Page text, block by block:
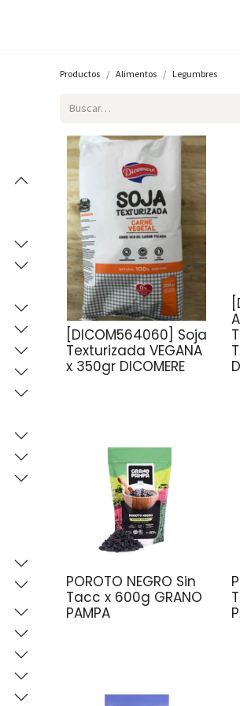
Productos Alimentos Legumbres
[DICOM564060] Soja
Texturizada VEGANA
x 350gr DICOMERE
POROTO NEGRO Sin
Tacc x 600g GRANO
PAMPA